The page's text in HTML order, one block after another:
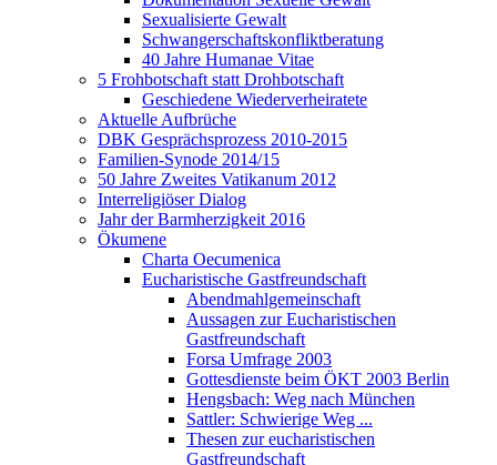
Sexualisierte Gewalt
Schwangerschaftskonfliktberatung
40 Jahre Humanae Vitae
5 Frohbotschaft statt Drohbotschaft
Geschiedene Wiederverheiratete
Aktuelle Aufbrüche
DBK Gesprächsprozess 2010-2015
Familien-Synode 2014/15
50 Jahre Zweites Vatikanum 2012
Interreligiöser Dialog
Jahr der Barmherzigkeit 2016
Ökumene
Charta Oecumenica
Eucharistische Gastfreundschaft
Abendmahlgemeinschaft
Aussagen zur Eucharistischen
Gastfreundschaft
Forsa Umfrage 2003
Gottesdienste beim ÖKT 2003 Berlin
Hengsbach: Weg nach München
Sattler: Schwierige Weg ...
Thesen zur eucharistischen
Gastfreundschaft